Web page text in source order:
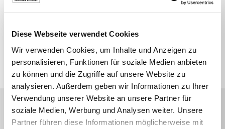
Diese Webseite verwendet Cookies
Wir verwenden Cookies, um Inhalte und Anzeigen zu
personalisieren, Funktionen für soziale Medien anbieten
zu können und die Zugriffe auf unsere Website zu
analysieren. Außerdem geben wir Informationen zu Ihrer
Verwendung unserer Website an unsere Partner für
soziale Medien, Werbung und Analysen weiter. Unsere
Partner führen diese Informationen möglicherweise mit
VIELLEICHT SUCHEN SIE AUCH DANACH
Bewegte Drehstühle Büro Topstar
DAS SAGEN UNSERE KUNDEN